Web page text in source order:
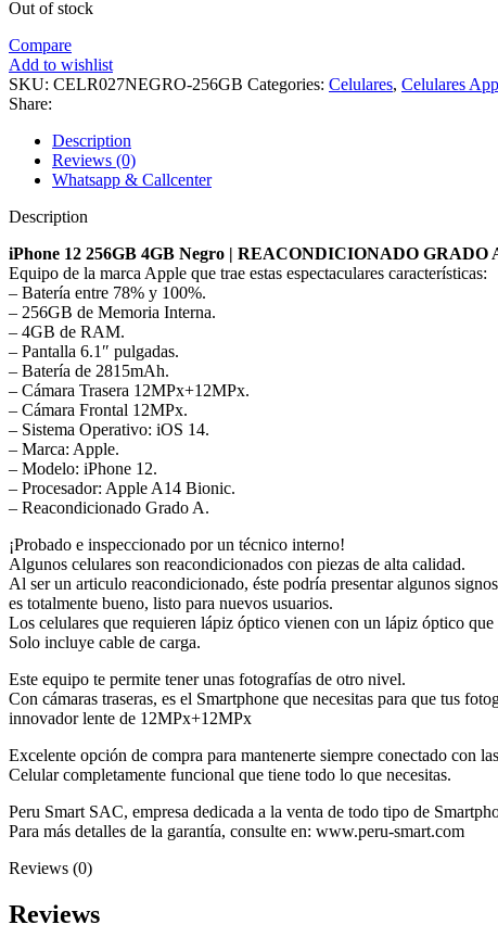
Out of stock
Compare
Add to wishlist
SKU: CELR027NEGRO-256GB Categories: Celulares, Celulares
Share:
Description
Reviews (0)
Whatsapp & Callcenter
Description
iPhone 12 256GB 4GB Negro | REACONDICIONADO GRADO
Equipo de la marca Apple que trae estas espectaculares características:
– Batería entre 78% y 100%.
– 256GB de Memoria Interna.
– 4GB de RAM.
– Pantalla 6.1″ pulgadas.
– Batería de 2815mAh.
– Cámara Trasera 12MPx+12MPx.
– Cámara Frontal 12MPx.
– Sistema Operativo: iOS 14.
– Marca: Apple.
– Modelo: iPhone 12.
– Procesador: Apple A14 Bionic.
– Reacondicionado Grado A.
¡Probado e inspeccionado por un técnico interno!
Algunos celulares son reacondicionados con piezas de alta calidad.
Al ser un articulo reacondicionado, éste podría presentar algunos
es totalmente bueno, listo para nuevos usuarios.
Los celulares que requieren lápiz óptico vienen con un lápiz óptico
Solo incluye cable de carga.
Este equipo te permite tener unas fotografías de otro nivel.
Con cámaras traseras, es el Smartphone que necesitas para que tus
innovador lente de 12MPx+12MPx
Excelente opción de compra para mantenerte siempre conectado con
Celular completamente funcional que tiene todo lo que necesitas.
Peru Smart SAC, empresa dedicada a la venta de todo tipo de
Para más detalles de la garantía, consulte en: www.peru-smart.com
Reviews (0)
Reviews